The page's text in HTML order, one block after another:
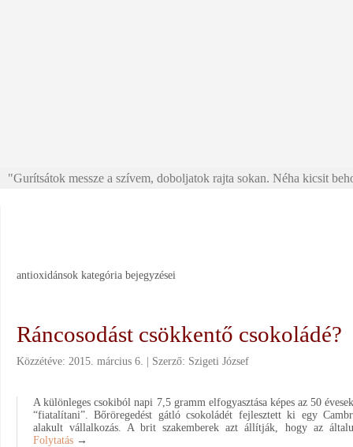
"Gurítsátok messze a szívem, doboljatok rajta sokan. Néha kicsit
antioxidánsok kategória bejegyzései
Ráncosodást csökkentő csokoládé?
Közzétéve: 2015. március 6. Szerző: Szigeti József
A különleges csokiból napi 7,5 gramm elfogyasztása képes az 50
“fiatalítani”. Bőröregedést gátló csokoládét fejlesztett ki egy
alakult vállalkozás. A brit szakemberek azt állítják, hogy az
Folytatás →